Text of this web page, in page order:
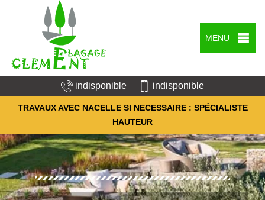
MENU
indisponible indisponible
TRAVAUX AVEC NACELLE SI NECESSAIRE : SPÉCIALISTE
HAUTEUR